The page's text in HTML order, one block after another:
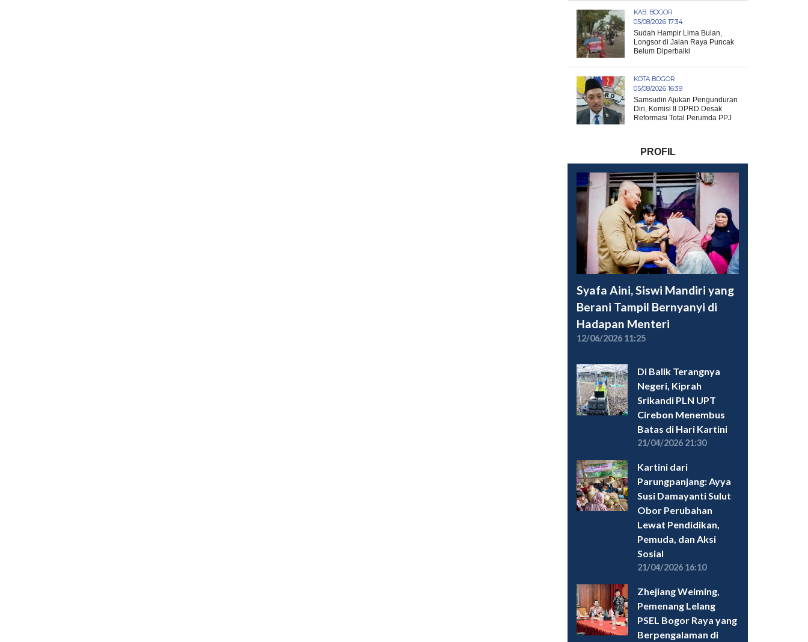
KAB. BOGOR
05/08/2026 17:34
Sudah Hampir Lima Bulan,
Longsor di Jalan Raya Puncak
Belum Diperbaiki
KOTA BOGOR
05/08/2026 16:39
Samsudin Ajukan Pengunduran
Diri, Komisi II DPRD Desak
Reformasi Total Perumda PPJ
PROFIL
Syafa Aini, Siswi Mandiri yang
Berani Tampil Bernyanyi di
Hadapan Menteri
12/06/2026 11:25
Di Balik Terangnya
Negeri, Kiprah
Srikandi PLN UPT
Cirebon Menembus
Batas di Hari Kartini
21/04/2026 21:30
Kartini dari
Parungpanjang: Ayya
Susi Damayanti Sulut
Obor Perubahan
Lewat Pendidikan,
Pemuda, dan Aksi
Sosial
21/04/2026 16:10
Zhejiang Weiming,
Pemenang Lelang
PSEL Bogor Raya yang
Berpengalaman di